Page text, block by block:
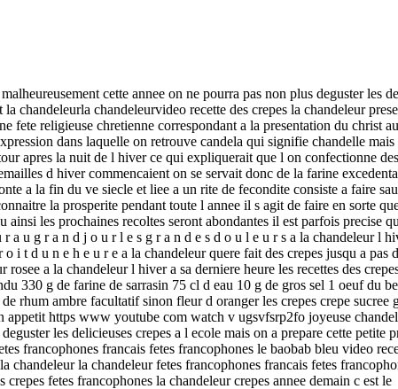
cette annee on ne pourra pas non plus deguster les
chandeleurla chandeleurvideo recette des crepes la chandeleur
fete religieuse chretienne correspondant a la presentation du christ
dans laquelle on retrouve candela qui signifie chandelle
apres la nuit de l hiver ce qui expliquerait que l on confectionne
d hiver commencaient on se servait donc de la farine
a la fin du ve siecle et liee a un rite de fecondite consiste a faire
la prosperite pendant toute l annee il s agit de faire en sorte
les prochaines recoltes seront abondantes il est parfois precise
a u g r a n d j o u r l e s g r a n d e s d o u l e u r s a la chandeleur l
t d u n e h e u r e a la chandeleur quere fait des crepes jusqu a
a la chandeleur l hiver a sa derniere heure les recettes des
330 g de farine de sarrasin 75 cl d eau 10 g de gros sel 1 oeuf du
rhum ambre facultatif sinon fleur d oranger les crepes crepe
appetit https www youtube com watch v ugsvfsrp2fo joyeuse
les delicieuses crepes a l ecole mais on a prepare cette
francophones francais fetes francophones le baobab bleu video
chandeleur la chandeleur fetes francophones francais fetes
fetes francophones la chandeleur crepes annee demain c est le